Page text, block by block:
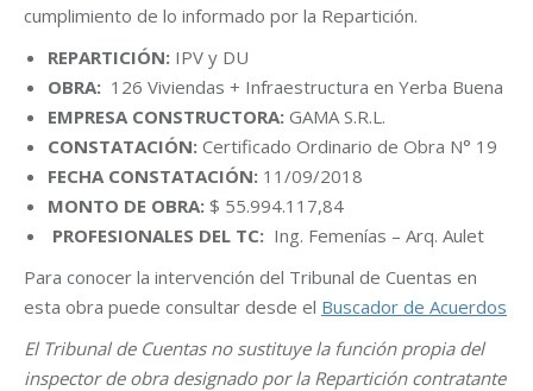
cumplimiento de lo informado por la Repartición.
REPARTICIÓN: IPV y DU
OBRA: 126 Viviendas + Infraestructura en Yerba Buena
EMPRESA CONSTRUCTORA: GAMA S.R.L.
CONSTATACIÓN: Certificado Ordinario de Obra N° 19
FECHA CONSTATACIÓN: 11/09/2018
MONTO DE OBRA: $ 55.994.117,84
PROFESIONALES DEL TC: Ing. Femenías – Arq. Aulet
Para conocer la intervención del Tribunal de Cuentas en
esta obra puede consultar desde el Buscador de Acuerdos
El Tribunal de Cuentas no sustituye la función propia del
inspector de obra designado por la Repartición contratante